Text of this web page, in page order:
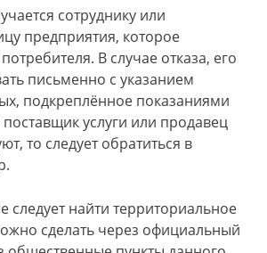
сотруднику или
предприятия, которое
В случае отказа, его
письменно с указанием
подкреплённое показаниями
поставщик услуги или продавец
то следует обратиться в
следует найти территориальное
сделать через официальный